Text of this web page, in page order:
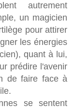
autrement
un magicien
pour attirer
les énergies
quant à lui,
prédire l'avenir
de faire face à
se sentent